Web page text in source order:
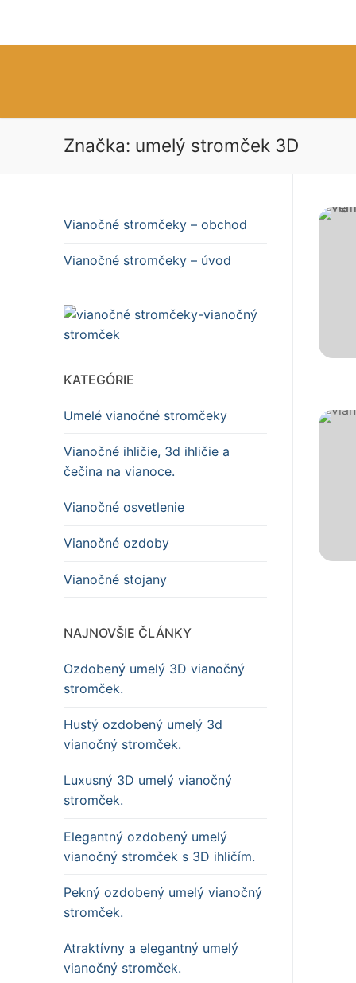
obsah
Vianočné
Značka: umelý stromček 3D
Vianočné stromčeky – obchod
Vianočné stromčeky – úvod
KATEGÓRIE
Umelé vianočné stromčeky
Vianočné ihličie, 3d ihličie a
čečina na vianoce.
Vianočné osvetlenie
Vianočné ozdoby
Vianočné stojany
NAJNOVŠIE ČLÁNKY
Ozdobený umelý 3D vianočný
stromček.
Hustý ozdobený umelý 3d
vianočný stromček.
Luxusný 3D umelý vianočný
stromček.
Elegantný ozdobený umelý
vianočný stromček s 3D ihličím.
Pekný ozdobený umelý vianočný
stromček.
Atraktívny a elegantný umelý
vianočný stromček.